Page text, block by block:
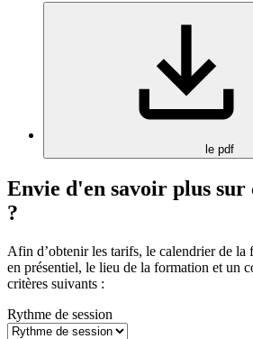
le pdf
Envie d'en savoir plus
?
Afin d’obtenir les tarifs, le calendrier de la
en présentiel, le lieu de la formation et un
critères suivants :
Rythme de session